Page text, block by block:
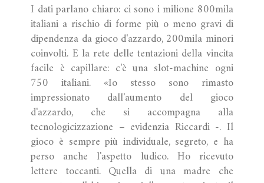
I dati parlano chiaro: ci sono i milione 800mila
italiani a rischio di forme più o meno gravi di
dipendenza da gioco d'azzardo, 200mila minori
coinvolti. E la rete delle tentazioni della vincita
facile è capillare: c'è una slot-machine ogni
750 italiani. «Io stesso sono rimasto
impressionato dall'aumento del gioco
d'azzardo, che si accompagna alla
tecnologicizzazione – evidenzia Riccardi -. Il
gioco è sempre più individuale, segreto, e ha
perso anche l'aspetto ludico. Ho ricevuto
lettere toccanti. Quella di una madre che